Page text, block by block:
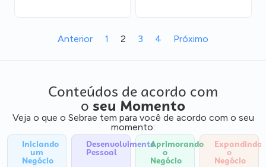
Anterior 1 2 3 4 Próximo
Conteúdos de acordo com
o seu Momento
Veja o que o Sebrae tem para você de acordo com o seu
momento:
Iniciando
um
Negócio
Desenvolvimento
Pessoal
Aprimorando
o
Negócio
Expandindo
o
Negócio